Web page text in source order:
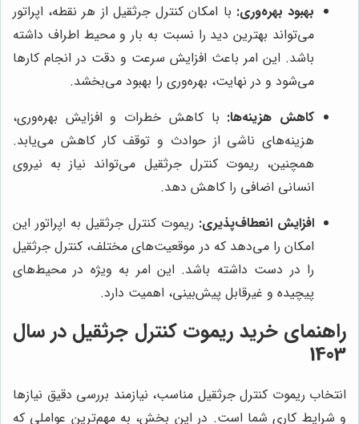
بهبود بهره‌وری: با امکان کنترل جرثقیل از هر نقطه، اپراتور
می‌تواند بهترین دید را نسبت به بار و محیط اطراف داشته
باشد. این امر باعث افزایش سرعت و دقت در انجام کارها
می‌شود و در نهایت، بهره‌وری را بهبود می‌بخشد.
کاهش هزینه‌ها: با کاهش خطرات و افزایش بهره‌وری،
هزینه‌های ناشی از حوادث و توقف کار کاهش می‌یابد.
همچنین، ریموت کنترل جرثقیل می‌تواند نیاز به نیروی
انسانی اضافی را کاهش دهد.
افزایش انعطاف‌پذیری: ریموت کنترل جرثقیل به اپراتور این
امکان را می‌دهد که در موقعیت‌های مختلف، کنترل جرثقیل
را در دست داشته باشد. این امر به ویژه در محیط‌های
پیچیده و غیرقابل پیش‌بینی، اهمیت دارد.
راهنمای خرید ریموت کنترل جرثقیل در سال
1403
انتخاب ریموت کنترل جرثقیل مناسب، نیازمند بررسی دقیق نیازها
و شرایط کاری شما است. در این بخش، به مهم‌ترین عواملی که